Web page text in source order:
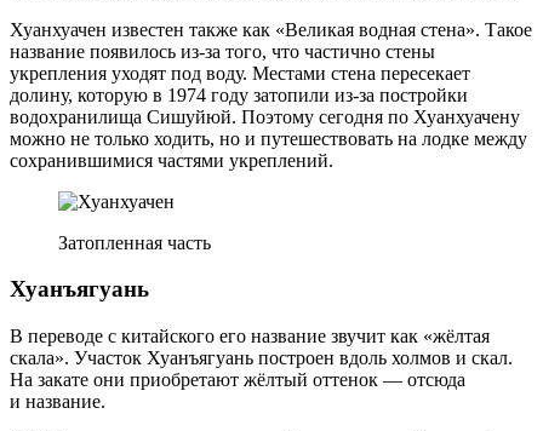
Хуанхуачен известен также как «Великая водная стена». Такое
название появилось из‑за того, что частично стены
укрепления уходят под воду. Местами стена пересекает
долину, которую в 1974 году затопили из‑за постройки
водохранилища Сишуйюй. Поэтому сегодня по Хуанхуачену
можно не только ходить, но и путешествовать на лодке между
сохранившимися частями укреплений.
Затопленная часть
Хуанъягуань
В переводе с китайского его название звучит как «жёлтая
скала». Участок Хуанъягуань построен вдоль холмов и скал.
На закате они приобретают жёлтый оттенок — отсюда
и название.